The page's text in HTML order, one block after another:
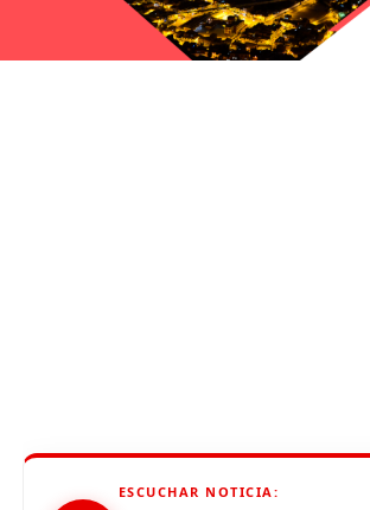
ESCUCHAR NOTICIA: